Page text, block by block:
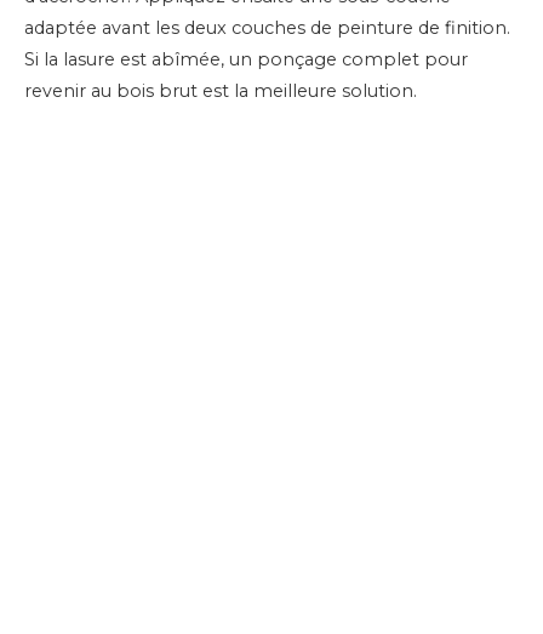
adaptée avant les deux couches de peinture de finition.
Si la lasure est abîmée, un ponçage complet pour
revenir au bois brut est la meilleure solution.